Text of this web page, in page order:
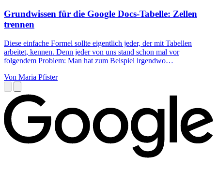
Grundwissen für die Google Docs-Tabelle: Zellen
trennen
Diese einfache Formel sollte eigentlich jeder, der mit Tabellen
arbeitet, kennen. Denn jeder von uns stand schon mal vor
folgendem Problem: Man hat zum Beispiel irgendwo…
Von Maria Pfister